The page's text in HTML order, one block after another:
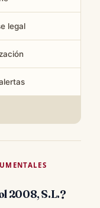
legal
2008, S.L.?